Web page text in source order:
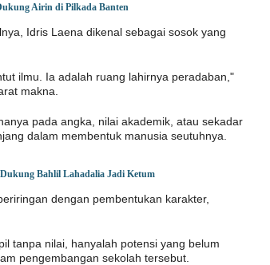
Airin di Pilkada Banten
Idris Laena dikenal sebagai sosok yang
ilmu. Ia adalah ruang lahirnya peradaban,"
makna.
pada angka, nilai akademik, atau sekadar
dalam membentuk manusia seutuhnya.
Bahlil Lahadalia Jadi Ketum
dengan pembentukan karakter,
tanpa nilai, hanyalah potensi yang belum
pengembangan sekolah tersebut.